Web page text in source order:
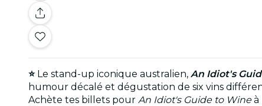
⭐ Le stand-up iconique australien, An Idiot's
humour décalé et dégustation de six vins
Achète tes billets pour An Idiot's Guide to Wineà